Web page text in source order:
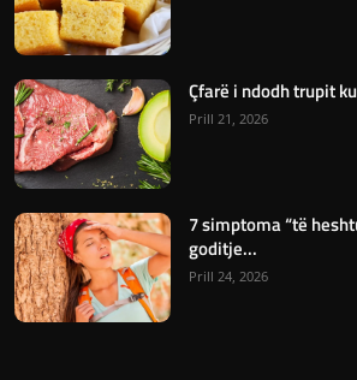
Çfarë i ndodh trupit
Prill 21, 2026
7 simptoma “të
goditje...
Prill 24, 2026